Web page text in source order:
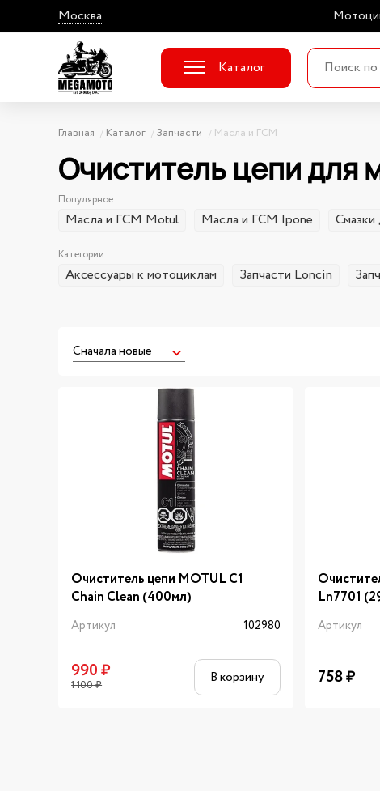
Москва
Каталог
Главная Каталог Запчасти Масла и ГСМ
Очиститель цепи для
Популярное
Масла и ГСМ Motul Масла и ГСМ Ipone
Категории
Аксессуары к мотоциклам Запчасти Loncin
Очиститель цепи MOTUL C1
Chain Clean (400мл)
Артикул 102980
990₽
1 100₽ В корзину
Ln7701
Артикул
758₽